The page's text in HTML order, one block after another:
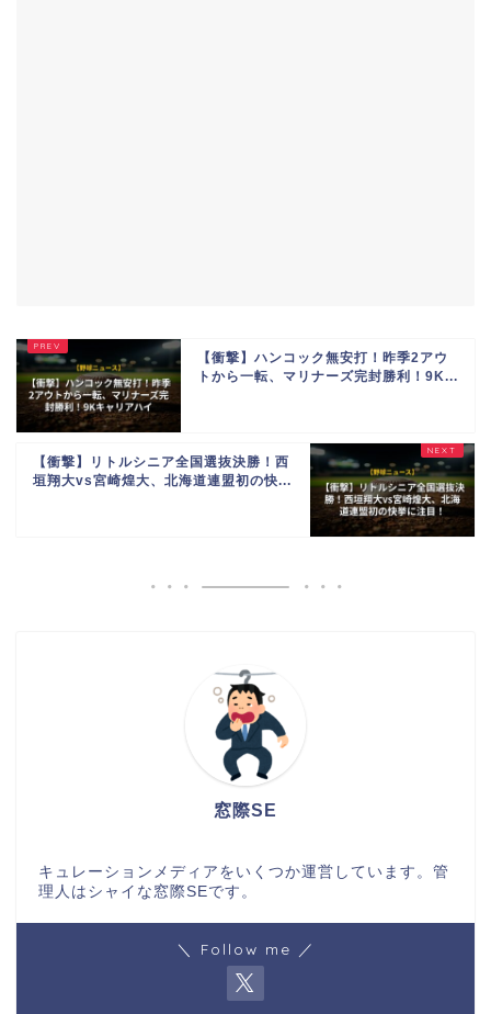
【衝撃】ハンコック無安打！昨季2アウ
トから一転、マリナーズ完封勝利！9K...
【衝撃】リトルシニア全国選抜決勝！西
垣翔大vs宮崎煌大、北海道連盟初の快...
窓際SE
キュレーションメディアをいくつか運営しています。管
理人はシャイな窓際SEです。
＼ Follow me ／